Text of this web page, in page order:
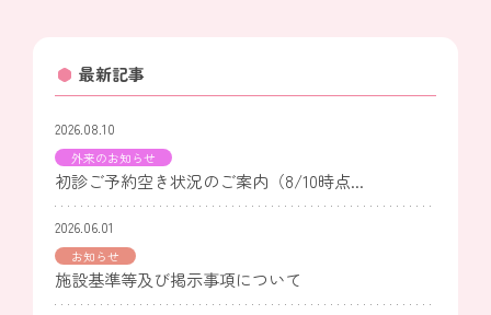
最新記事
2026.08.10
外来のお知らせ
初診ご予約空き状況のご案内（8/10時点...
2026.06.01
お知らせ
施設基準等及び掲示事項について